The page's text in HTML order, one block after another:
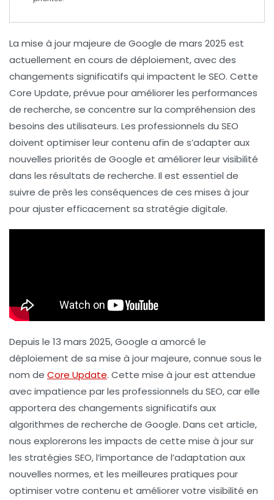
La mise à jour majeure de Google de mars 2025 est
actuellement en cours de déploiement, avec des
changements significatifs qui impactent le SEO. Cette
Core Update, prévue pour améliorer les performances
de recherche, se concentre sur la compréhension des
besoins des utilisateurs. Les professionnels du SEO
doivent optimiser leur contenu afin de s’adapter aux
nouvelles priorités de Google et améliorer leur visibilité
dans les résultats de recherche. Il est essentiel de
suivre de près les conséquences de ces mises à jour
pour ajuster efficacement sa stratégie digitale.
Depuis le 13 mars 2025, Google a amorcé le
déploiement de sa mise à jour majeure, connue sous le
nom de Core Update. Cette mise à jour est attendue
avec impatience par les professionnels du SEO, car elle
apportera des changements significatifs aux
algorithmes de recherche de Google. Dans cet article,
nous explorerons les impacts de cette mise à jour sur
les stratégies SEO, l’importance de l’adaptation aux
nouvelles normes, et les meilleures pratiques pour
optimiser votre contenu et améliorer votre visibilité en